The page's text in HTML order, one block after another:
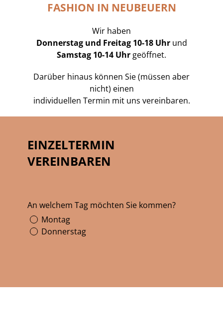
FASHION IN NEUBEUERN
Wir haben
Donnerstag und Freitag 10-18 Uhrund
Samstag 10-14 Uhr geöffnet.
Darüber hinaus können Sie (müssen aber
nicht) einen
individuellen Termin mit uns vereinbaren.
EINZELTERMIN
VEREINBAREN
An welchem Tag möchten Sie kommen?
Montag
Donnerstag